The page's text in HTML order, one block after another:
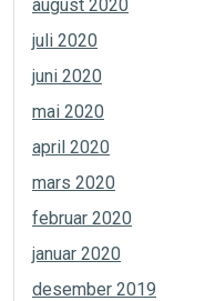
august 2020
juli 2020
juni 2020
mai 2020
april 2020
mars 2020
februar 2020
januar 2020
desember 2019